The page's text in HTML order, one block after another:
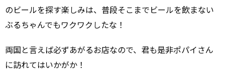
のビールを探す楽しみは、普段そこまでビールを飲まない
ぶるちゃんでもワクワクしたな！
両国と言えば必ずあがるお店なので、君も是非ポパイさん
に訪れてはいかがか！